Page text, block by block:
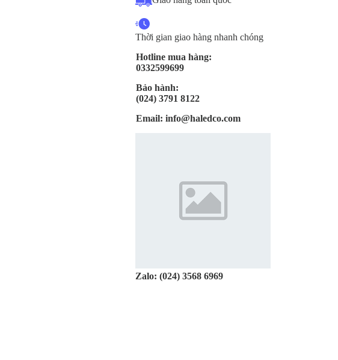
Thời gian giao hàng nhanh chóng
Hotline mua hàng:
0332599699
Bảo hành:
(024) 3791 8122
Email: info@haledco.com
Zalo: (024) 3568 6969